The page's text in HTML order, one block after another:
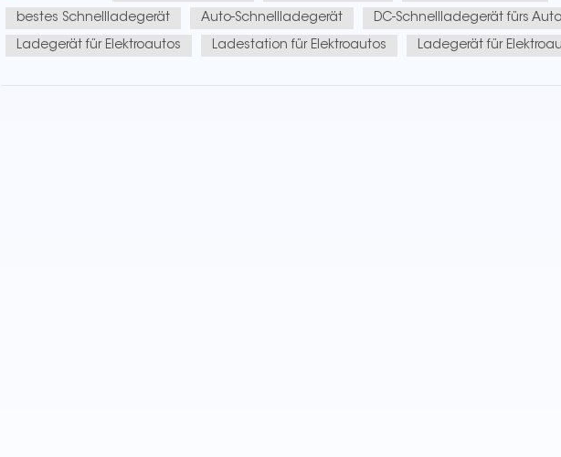
bestes Schnellladegerät Auto-Schnellladegerät DC-Schnellladegerät fürs Auto
Ladegerät für Elektroautos Ladestation für Elektroautos Ladegerät für